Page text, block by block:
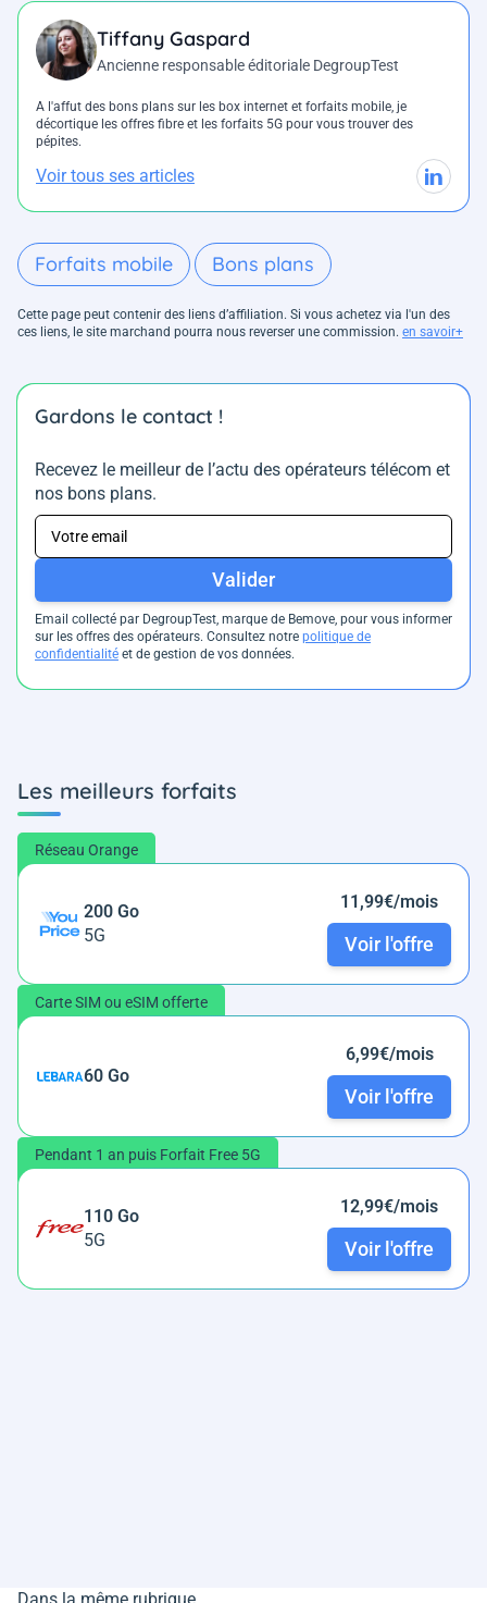
Tiffany Gaspard
Ancienne responsable éditoriale DegroupTest
A l'affut des bons plans sur les box internet et forfaits mobile, je
décortique les offres fibre et les forfaits 5G pour vous trouver des
pépites.
Voir tous ses articles
Forfaits mobile Bons plans
Cette page peut contenir des liens d’affiliation. Si vous achetez via l'un des
ces liens, le site marchand pourra nous reverser une commission. en savoir+
Gardons le contact !
Recevez le meilleur de l’actu des opérateurs télécom et
nos bons plans.
Valider
Email collecté par DegroupTest, marque de Bemove, pour vous informer
sur les offres des opérateurs. Consultez notre politique de
confidentialité et de gestion de vos données.
Les meilleurs forfaits
Réseau Orange
200 Go
5G
11,99€/mois
Voir l'offre
Carte SIM ou eSIM offerte
60 Go
6,99€/mois
Voir l'offre
Pendant 1 an puis Forfait Free 5G
110 Go
5G
12,99€/mois
Voir l'offre